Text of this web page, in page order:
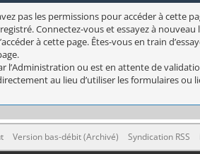
pas les permissions pour accéder à cette
Connectez-vous et essayez à nouveau
à cette page. Êtes-vous en train
l’Administration ou est en attente de
au lieu d’utiliser les formulaires ou
Version bas-débit (Archivé) Syndication RSS